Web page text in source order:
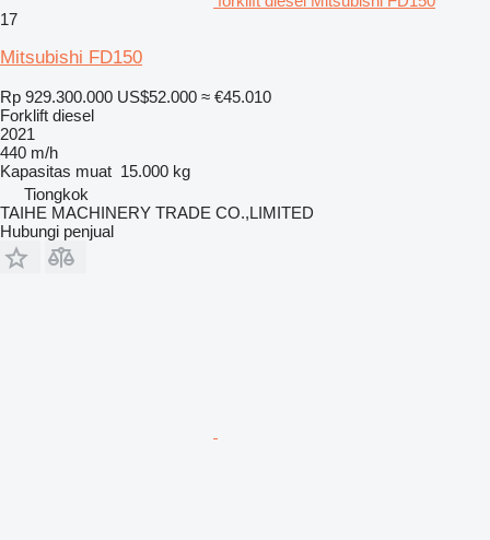
17
Mitsubishi FD150
Rp 929.300.000 US$52.000 ≈ €45.010
Forklift diesel
2021
440 m/h
Kapasitas muat 15.000 kg
Tiongkok
TAIHE MACHINERY TRADE CO.,LIMITED
Hubungi penjual